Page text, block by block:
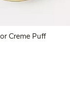
Creme Puff
kr